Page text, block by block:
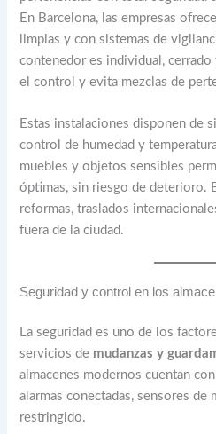
En Barcelona, las empresas
limpias y con sistemas de
contenedor es individual,
el control y evita mezclas de
Estas instalaciones disponen de
control de humedad y
muebles y objetos sensibles
óptimas, sin riesgo de deterioro.
reformas, traslados
fuera de la ciudad.
Seguridad y control en los
La seguridad es uno de los
servicios de mudanzas y
almacenes modernos cuentan
alarmas conectadas, sensores de
restringido.